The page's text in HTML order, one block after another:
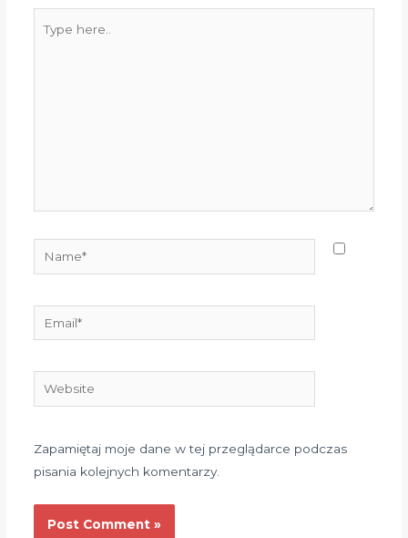
here..
Name*
Website
Zapamiętaj moje dane w tej przeglądarce podczas
pisania kolejnych komentarzy.